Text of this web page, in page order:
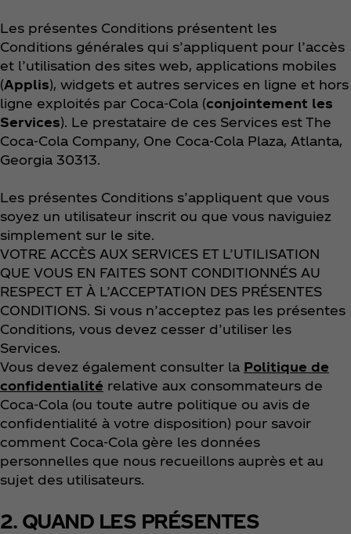
Les présentes Conditions présentent les
Conditions générales qui s’appliquent pour l’accès
et l’utilisation des sites web, applications mobiles
(Applis), widgets et autres services en ligne et hors
ligne exploités par Coca‑Cola (conjointement les
Services). Le prestataire de ces Services est The
Coca‑Cola Company, One Coca‑Cola Plaza, Atlanta,
Georgia 30313.
Les présentes Conditions s’appliquent que vous
soyez un utilisateur inscrit ou que vous naviguiez
simplement sur le site.
VOTRE ACCÈS AUX SERVICES ET L’UTILISATION
QUE VOUS EN FAITES SONT CONDITIONNÉS AU
RESPECT ET À L’ACCEPTATION DES PRÉSENTES
CONDITIONS. Si vous n’acceptez pas les présentes
Conditions, vous devez cesser d’utiliser les
Services.
Vous devez également consulter la Politique de
confidentialité relative aux consommateurs de
Coca‑Cola (ou toute autre politique ou avis de
confidentialité à votre disposition) pour savoir
comment Coca‑Cola gère les données
personnelles que nous recueillons auprès et au
sujet des utilisateurs.
2. QUAND LES PRÉSENTES